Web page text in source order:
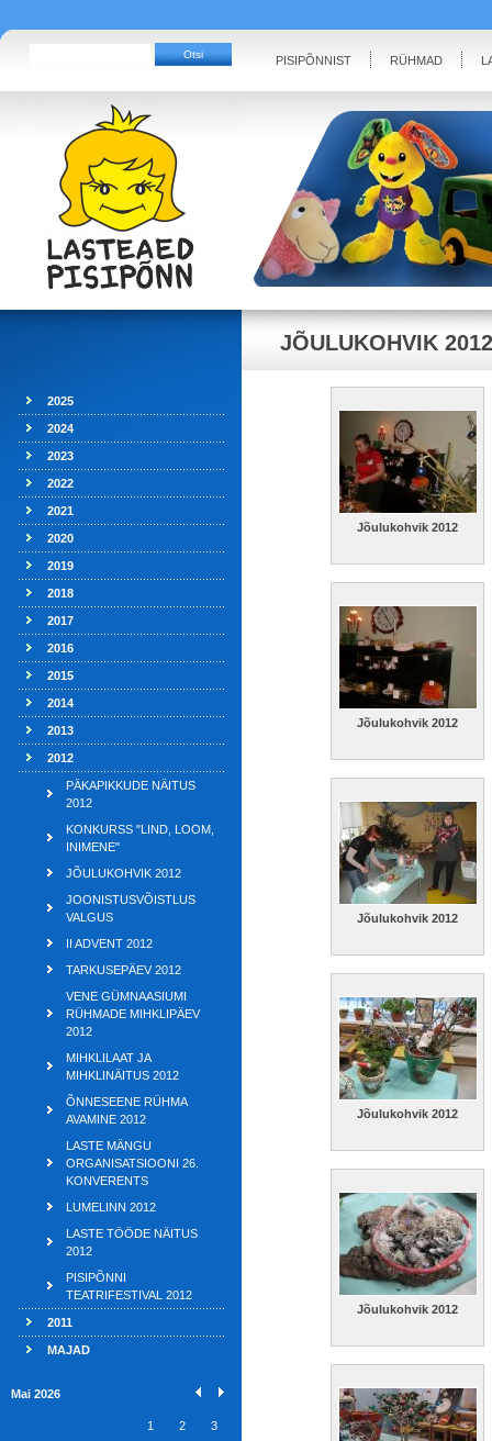
PISIPÕNNIST RÜHMAD
2025
2024
2023
2022
2021
2020
2019
2018
2017
2016
2015
2014
2013
2012
PÄKAPIKKUDE NÄITUS
2012
KONKURSS "LIND, LOOM,
INIMENE"
JÕULUKOHVIK 2012
JOONISTUSVÕISTLUS
VALGUS
II ADVENT 2012
TARKUSEPÄEV 2012
VENE GÜMNAASIUMI
RÜHMADE MIHKLIPÄEV
2012
MIHKLILAAT JA
MIHKLINÄITUS 2012
ÕNNESEENE RÜHMA
AVAMINE 2012
LASTE MÄNGU
ORGANISATSIOONI 26.
KONVERENTS
LUMELINN 2012
LASTE TÖÖDE NÄITUS
2012
PISIPÕNNI
TEATRIFESTIVAL 2012
2011
MAJAD
Mai 2026
1 2
3
JÕULUKOHVIK 2012
Jõulukohvik 2012
Jõulukohvik 2012
Jõulukohvik 2012
Jõulukohvik 2012
Jõulukohvik 2012